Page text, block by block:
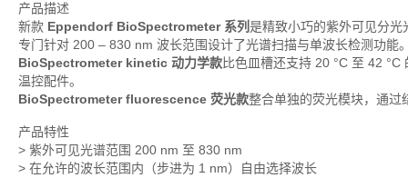
产品描述
新款 Eppendorf BioSpectrometer 系列是精致小巧的紫外可见分
专门针对 200 – 830 nm 波长范围设计了光谱扫描与单波长检测功能
BioSpectrometer kinetic 动力学款比色皿槽还支持 20 °C 至 42
温控配件。
BioSpectrometer fluorescence 荧光款整合单独的荧光模块，通过
产品特性
> 紫外可见光谱范围 200 nm 至 830 nm
> 在允许的波长范围内（步进为 1 nm）自由选择波长